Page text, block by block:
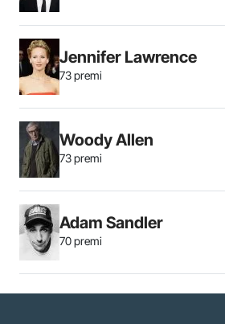
Jennifer Lawrence
73 premi
Woody Allen
73 premi
Adam Sandler
70 premi